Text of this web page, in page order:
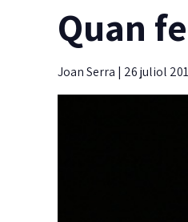
Quan
Joan Serra | 26 juliol